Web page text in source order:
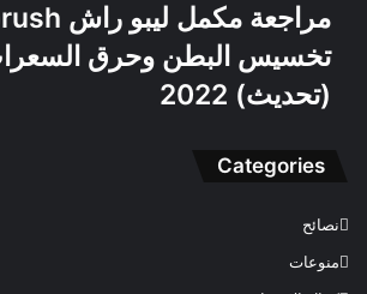
تخسيس البطن وحرق
(تحديث) 2022
Categories
نصائح
منوعات